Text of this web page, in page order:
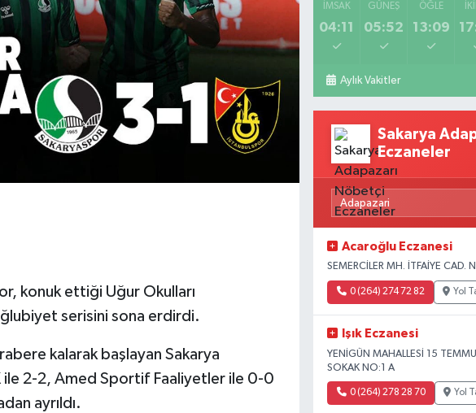
konuk ettiği Uğur Okulları
serisini sona erdirdi.
kalarak başlayan Sakarya
ile 2-2, Amed Sportif Faaliyetler ile 0-0
ayrıldı.
İMSAK
04:11
GÜNEŞ
05:52
ÖĞLE
13:09
Aylık Vakitler
Sakarya
Eczaneler
Acaroğlu Eczanesi
SEMERCİLER MH. İTFAİYE CAD.
0 (264) 274 72 82 Yol
Işık Eczanesi
YENİGÜN MAHALLESİ 15
SOKAK NO:1 A
0 (264) 278 28 70 Yol